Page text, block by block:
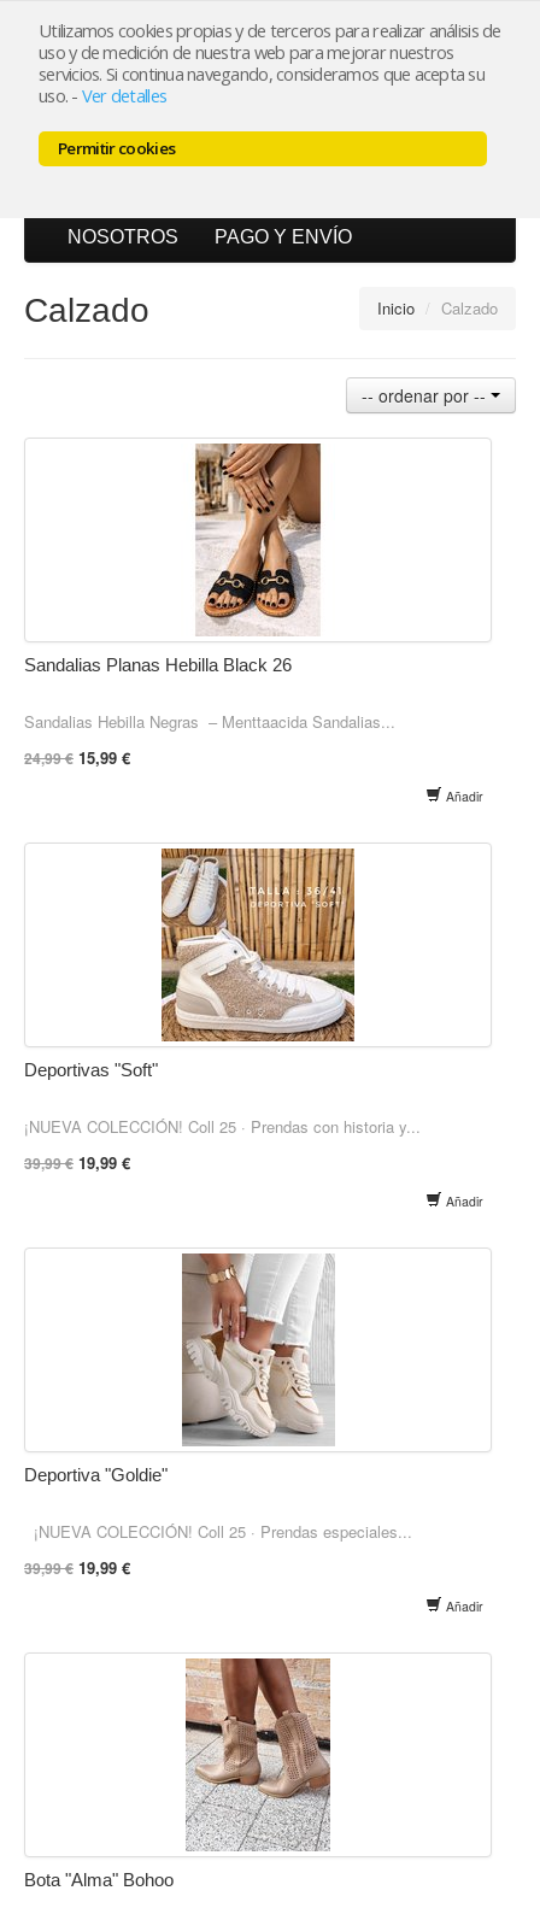
Utilizamos cookies propias y de terceros para realizar análisis de
uso y de medición de nuestra web para mejorar nuestros
servicios. Si continua navegando, consideramos que acepta su
uso. - Ver detalles
Permitir cookies
Mi cuenta
NOSOTROS PAGO Y ENVÍO
Inicio / Calzado
Calzado
-- ordenar por --
Sandalias Planas Hebilla Black 26
Sandalias Hebilla Negras – Menttaacida Sandalias...
24,99 € 15,99 €
Añadir
Deportivas "Soft"
¡NUEVA COLECCIÓN! Coll 25 · Prendas con historia y...
39,99 € 19,99 €
Añadir
Deportiva "Goldie"
¡NUEVA COLECCIÓN! Coll 25 · Prendas especiales...
39,99 € 19,99 €
Añadir
Bota "Alma" Bohoo